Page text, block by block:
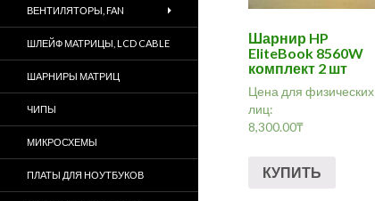
Шарнир HP
EliteBook 8560W
комплект 2 шт
Цена для физических
лиц:
8,300.00₸
КУПИТЬ
ВЕНТИЛЯТОРЫ, FAN
ШЛЕЙФ МАТРИЦЫ, LCD CABLE
ШАРНИРЫ МАТРИЦ
ЧИПЫ
МИКРОСХЕМЫ
ПЛАТЫ ДЛЯ НОУТБУКОВ